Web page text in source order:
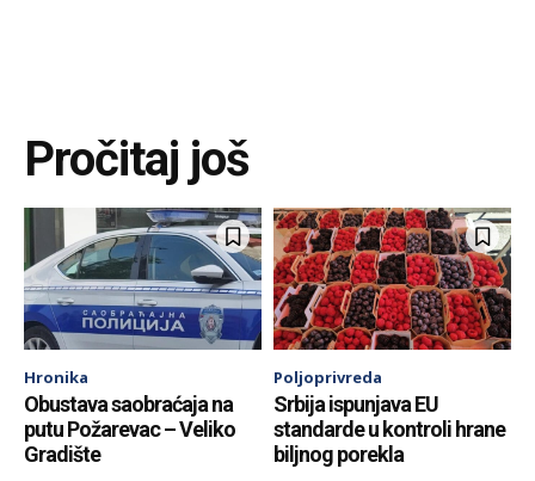
Pročitaj još
Hronika
Obustava saobraćaja na
putu Požarevac – Veliko
Gradište
Poljoprivreda
Srbija ispunjava EU
standarde u kontroli hrane
biljnog porekla